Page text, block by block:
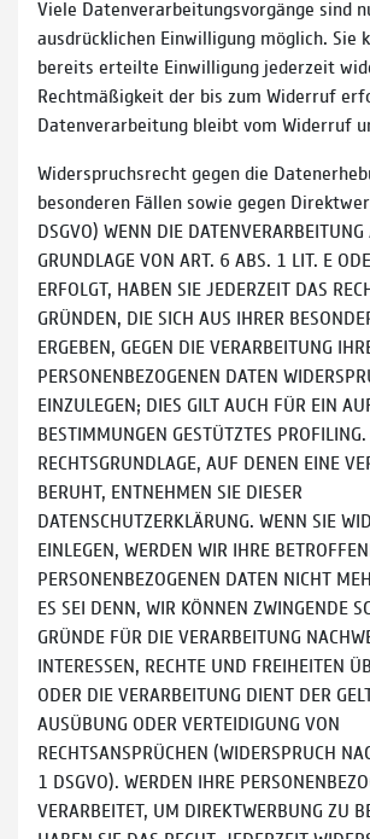
Viele Datenverarbeitungsvorgänge sind
ausdrücklichen Einwilligung möglich. Sie
bereits erteilte Einwilligung jederzeit
Rechtmäßigkeit der bis zum Widerruf
Datenverarbeitung bleibt vom Widerruf
Widerspruchsrecht gegen die
besonderen Fällen sowie gegen
DSGVO) WENN DIE DATENVERARBEITUNG
GRUNDLAGE VON ART. 6 ABS. 1 LIT. E
ERFOLGT, HABEN SIE JEDERZEIT DAS
GRÜNDEN, DIE SICH AUS IHRER
ERGEBEN, GEGEN DIE VERARBEITUNG
PERSONENBEZOGENEN DATEN
EINZULEGEN; DIES GILT AUCH FÜR EIN
BESTIMMUNGEN GESTÜTZTES
RECHTSGRUNDLAGE, AUF DENEN EINE
BERUHT, ENTNEHMEN SIE DIESER
DATENSCHUTZERKLÄRUNG. WENN SIE
EINLEGEN, WERDEN WIR IHRE
PERSONENBEZOGENEN DATEN NICHT
ES SEI DENN, WIR KÖNNEN ZWINGENDE
GRÜNDE FÜR DIE VERARBEITUNG
INTERESSEN, RECHTE UND FREIHEITEN
ODER DIE VERARBEITUNG DIENT DER
AUSÜBUNG ODER VERTEIDIGUNG VON
RECHTSANSPRÜCHEN (WIDERSPRUCH
1 DSGVO). WERDEN IHRE
VERARBEITET, UM DIREKTWERBUNG ZU